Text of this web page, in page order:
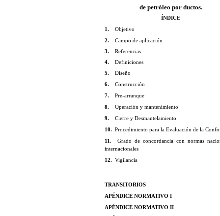
de petróleo por ductos.
ÍNDICE
1.Objetivo
2.Campo de aplicación
3.Referencias
4.Definiciones
5.Diseño
6.Construcción
7.Pre-arranque
8.Operación y mantenimiento
9.Cierre y Desmantelamiento
10.Procedimiento para la Evaluación de la
11.Grado de concordancia con normas
internacionales
12.Vigilancia
TRANSITORIOS
APÉNDICE NORMATIVO I
APÉNDICE NORMATIVO II